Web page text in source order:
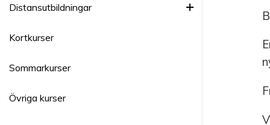
Distansutbildningar
Kortkurser
Sommarkurser
Övriga kurser